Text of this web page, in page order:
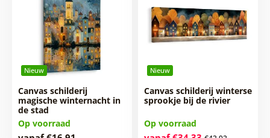
Nieuw
Canvas schilderij
magische winternacht in
de stad
Op voorraad
Nieuw
Canvas schilderij winterse
sprookje bij de rivier
Op voorraad